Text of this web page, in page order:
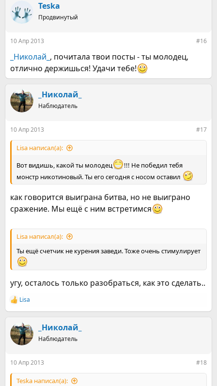
ц
и
Teska
Продвинутый
10 Апр 2013 #16
_Николай_ , почитала твои посты - ты молодец,
отлично держишься! Удачи тебе!
_Николай_
Наблюдатель
10 Апр 2013 #17
Lisa написал(а):
Вот видишь, какой ты молодец
!!! Не победил тебя
монстр никотиновый. Ты его сегодня с носом оставил
как говорится выиграна битва, но не выиграно
сражение. Мы ещё с ним встретимся
Lisa написал(а):
Ты ещё счетчик не курения заведи. Тоже очень стимулирует
угу, осталось только разобраться, как это сделать..
Р
е
к
ц
и
Lisa
_Николай_
Наблюдатель
10 Апр 2013 #18
Teska написал(а):